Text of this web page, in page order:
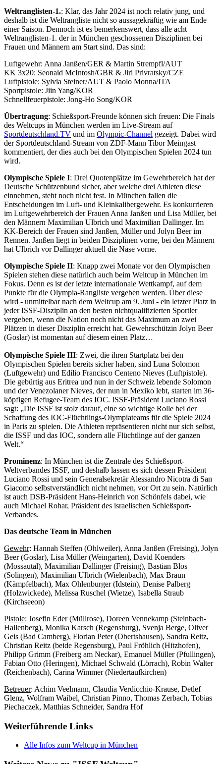
Weltranglisten-1.: Klar, das Jahr 2024 ist noch relativ jung, und
deshalb ist die Weltrangliste nicht so aussagekräftig wie am Ende
einer Saison. Dennoch ist es bemerkenswert, dass alle acht
Weltranglisten-1. der in München geschossenen Disziplinen bei
Frauen und Männern am Start sind. Das sind:
Luftgewehr: Anna Janßen/GER & Martin Strempfl/AUT
KK 3x20: Seonaid McIntosh/GBR & Jiri Privratsky/CZE
Luftpistole: Sylvia Steiner/AUT & Paolo Monna/ITA
Sportpistole: Jiin Yang/KOR
Schnellfeuerpistole: Jong-Ho Song/KOR
Übertragung: Schießsport-Freunde können sich freuen: Die Finals
des Weltcups in München werden im Live-Stream auf
Sportdeutschland.TV und im Olympic-Channel gezeigt. Dabei wird
der Sportdeutschland-Stream von ZDF-Mann Tibor Meingast
kommentiert, der dies auch bei den Olympischen Spielen 2024 tun
wird.
Olympische Spiele I: Drei Quotenplätze im Gewehrbereich hat der
Deutsche Schützenbund sicher, aber welche drei Athleten diese
einnehmen, steht noch nicht fest. In München fallen die
Entscheidungen im Luft- und Kleinkalibergewehr. Es konkurrieren
im Luftgewehrbereich der Frauen Anna Janßen und Lisa Müller, bei
den Männern Maximilian Ulbrich und Maximilian Dallinger. Im
KK-Bereich der Frauen sind Janßen, Müller und Jolyn Beer im
Rennen. Janßen liegt in beiden Disziplinen vorne, bei den Männern
hat Ulbrich vor Dallinger aktuell die Nase vorne.
Olympische Spiele II: Knapp zwei Monate vor den Olympischen
Spielen stehen diese natürlich auch beim Weltcup in München im
Fokus. Denn es ist der letzte internationale Wettkampf, auf dem
Punkte für die Olympia-Rangliste vergeben werden. Über diese
wird - unmittelbar nach dem Weltcup am 9. Juni - ein letzter Platz in
jeder ISSF-Disziplin an den besten nichtqualifizierten Sportler
vergeben, wenn die Nation noch nicht das Maximum an zwei
Plätzen in dieser Disziplin erreicht hat. Gewehrschützin Jolyn Beer
(Goslar) ist momentan auf diesem einen Platz…
Olympische Spiele III: Zwei, die ihren Startplatz bei den
Olympischen Spielen bereits sicher haben, sind Luna Solomon
(Luftgewehr) und Edilio Francisco Centeno Nieves (Luftpistole).
Die gebürtig aus Eritrea und nun in der Schweiz lebende Solomon
und der Venezolaner Nieves, der nun in Mexiko lebt, starten im 36-
köpfigen Refugee-Team des IOC. ISSF-Präsident Luciano Rossi
sagt: „Die ISSF ist stolz darauf, eine so wichtige Rolle bei der
Schaffung des IOC-Flüchtlings-Olympiateams für die Spiele 2024
in Paris zu spielen. Die Athleten repräsentieren nicht nur sich selbst,
die ISSF und das IOC, sondern alle Flüchtlinge auf der ganzen
Welt.“
Prominenz: In München ist die Zentrale des Schießsport-
Weltverbandes ISSF, und deshalb lassen es sich dessen Präsident
Luciano Rossi und sein Generalsekretär Alessandro Nicotra di San
Giacomo selbstverständlich nicht nehmen, vor Ort zu sein. Natürlich
ist auch DSB-Präsident Hans-Heinrich von Schönfels dabei, wie
auch Michael Rohar, Präsident des israelischen Schießsport-
Verbandes.
Das deutsche Team in München
Gewehr: Hannah Steffen (Ohlweiler), Anna Janßen (Freising), Jolyn
Beer (Goslar), Lisa Müller (Weingarten), David Koenders
(Mossautal), Maximilian Dallinger (Freising), Bastian Blos
(Solingen), Maximilian Ulbrich (Wielenbach), Max Braun
(Kämpfelbach), Max Ohlenburger (Idstein), Denise Palberg
(Holzwickede), Melissa Ruschel (Wietze), Isabella Straub
(Kirchseeon)
Pistole: Josefin Eder (Müllrose), Doreen Vennekamp (Steinbach-
Hallenberg), Monika Karsch (Regensburg), Svenja Berge, Oliver
Geis (Bad Camberg), Florian Peter (Obertshausen), Sandra Reitz,
Christian Reitz (beide Regensburg), Paul Fröhlich (Hitzhofen),
Philipp Grimm (Freiberg am Neckar), Emanuel Müller (Pfullingen),
Fabian Otto (Heringen), Michael Schwald (Lörrach), Robin Walter
(Reichenbach), Carina Wimmer (Niedertaufkirchen)
Betreuer: Achim Veelmann, Claudia Verdicchio-Krause, Detlef
Glenz, Wolfram Waibel, Christian Pinno, Thomas Zerbach, Tobias
Piechaczek, Matthias Schneider, Sandra Hof
Weiterführende Links
Alle Infos zum Weltcup in München